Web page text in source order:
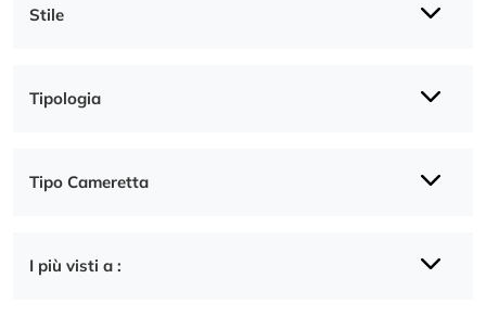
Stile
Tipologia
Tipo Cameretta
I più visti a :